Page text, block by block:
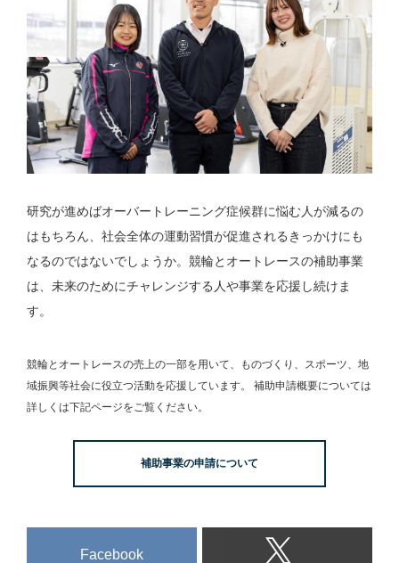
研究が進めばオーバートレーニング症候群に悩む人が減るの
はもちろん、社会全体の運動習慣が促進されるきっかけにも
なるのではないでしょうか。競輪とオートレースの補助事業
は、未来のためにチャレンジする人や事業を応援し続けま
す。
競輪とオートレースの売上の一部を用いて、
ものづくり、スポーツ、地
域振興等社会に役立つ活動を応援しています。
補助申請概要については
詳しくは下記ページをご覧ください。
補助事業の申請について
Facebook